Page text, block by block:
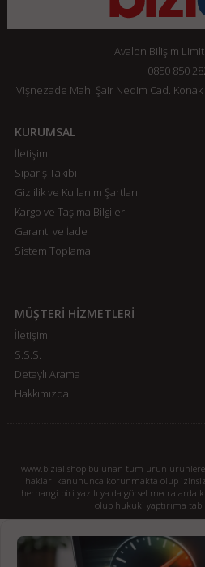
Avalon Bilişim
0850 850
Vişnezade Mah. Şair Nedim Cad.
KURUMSAL
İletişim
Sipariş Takibi
Gizlilik ve Kullanım Şartları
Kargo ve Taşıma Bilgileri
Garanti ve İade
Sistem Toplama
MÜŞTERİ HİZMETLERİ
İletişim
S.S.S.
Detaylı Arama
Hakkımızda
www.bizial.shop bulunan tüm ürün ürünlere
hakları kanununca korunmakta olup izinsiz
herhangi biri yazılı ya da görsel mecralarda
olup hukuki yaptırıma